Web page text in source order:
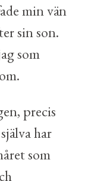
min vän
sin son.
som
precis
har
som